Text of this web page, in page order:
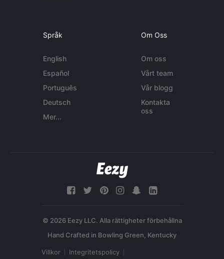
Språk
English
Español
Português
Deutsch
Mer...
Om Oss
Om oss
Vårt team
Vår blogg
Kontakta
oss
© 2026 Eezy LLC. Alla rättigheter förbehållna
Villkor Integritetspolicy